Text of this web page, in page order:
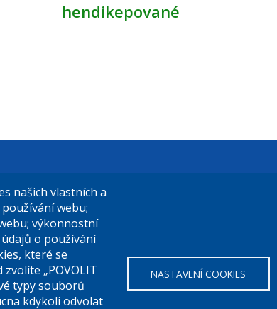
hendikepované
9
111
El. podatelna (s el. podpisem):
posta@praha9.cz
El. podatelna (bez el. podpisu):
podatelna@praha9.cz
našich vlastních a
webu;
výkonnostní
o používání
které se
„POVOLIT
typy souborů
kdykoli odvolat
NASTAVENÍ COOKIES